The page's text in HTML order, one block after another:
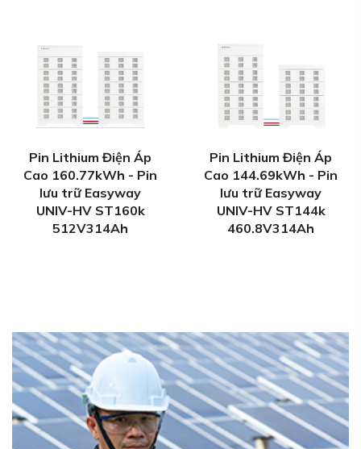
Pin Lithium Điện Áp
Cao 160.77kWh - Pin
lưu trữ Easyway
UNIV-HV ST160k
512V314Ah
Pin Lithium Điện Áp
Cao 144.69kWh - Pin
lưu trữ Easyway
UNIV-HV ST144k
460.8V314Ah